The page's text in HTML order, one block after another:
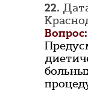
22.
Вопрос: